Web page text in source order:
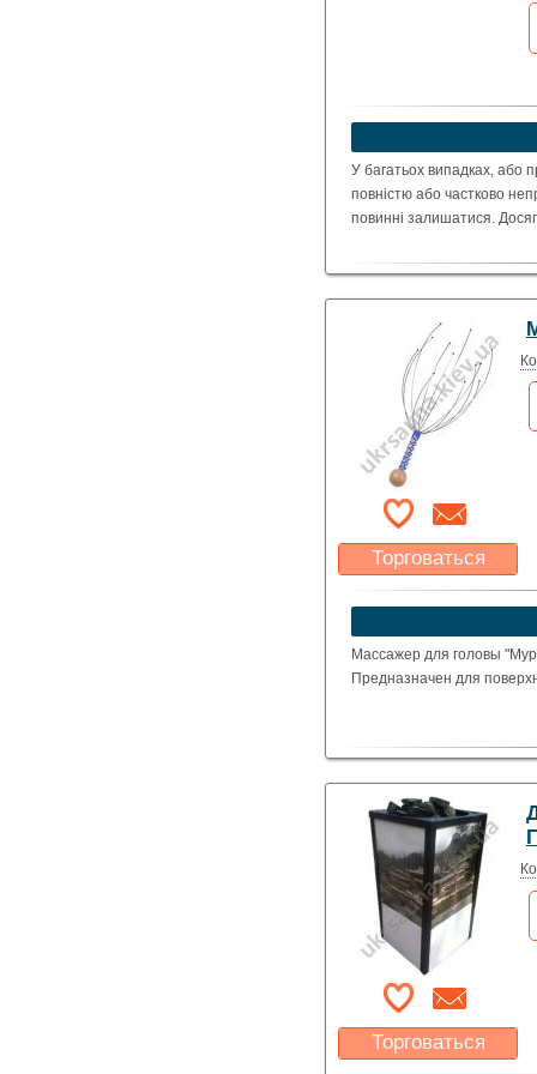
У багатьох випадках, або
повністю або частково
повинні залишатися.
Торговаться
Какая цена Вас
устроит?
Массажер для головы
Предназначен для
Торговаться